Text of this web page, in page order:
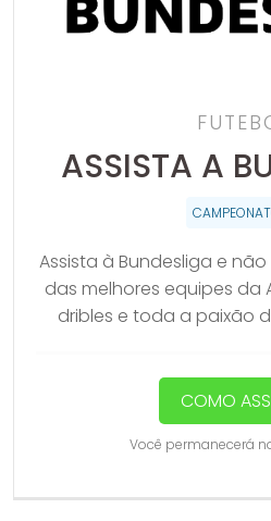
ASSISTA A
Assista à Bundesliga e
das melhores equipes da
dribles e toda a paixão
COMO
Você permanecerá